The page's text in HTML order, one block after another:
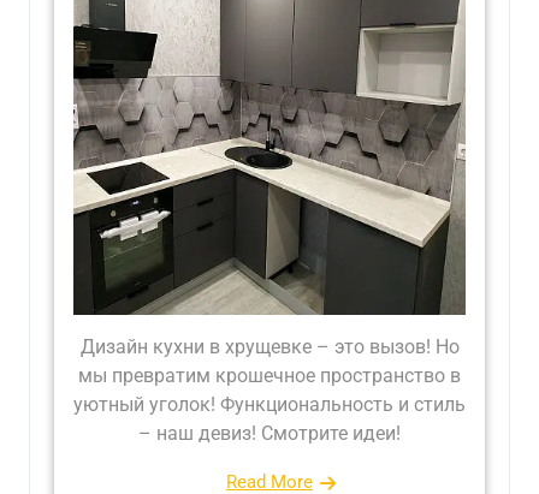
Дизайн кухни в хрущевке – это вызов! Но
мы превратим крошечное пространство в
уютный уголок! Функциональность и стиль
– наш девиз! Смотрите идеи!
Read More